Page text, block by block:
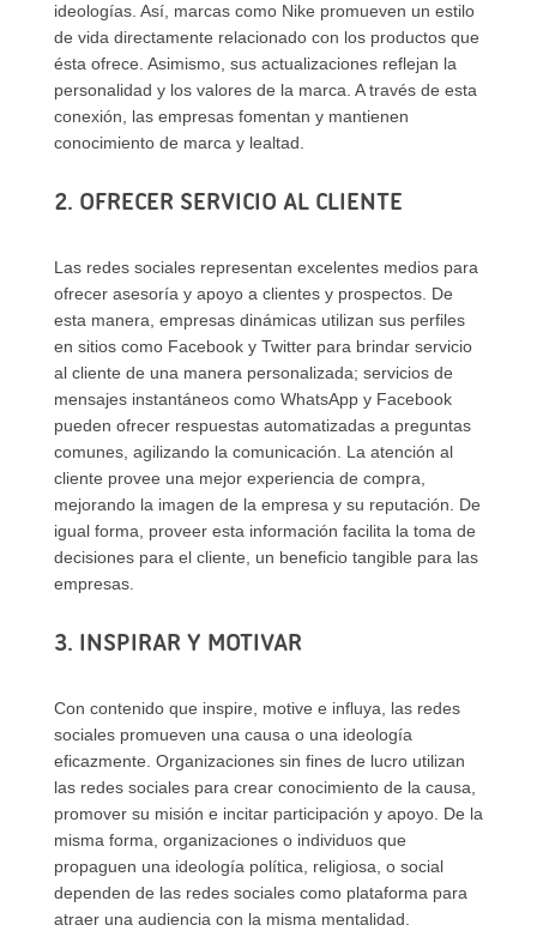
ideologías. Así, marcas como Nike promueven un estilo
de vida directamente relacionado con los productos que
ésta ofrece. Asimismo, sus actualizaciones reflejan la
personalidad y los valores de la marca. A través de esta
conexión, las empresas fomentan y mantienen
conocimiento de marca y lealtad.
2. OFRECER SERVICIO AL CLIENTE
Las redes sociales representan excelentes medios para
ofrecer asesoría y apoyo a clientes y prospectos. De
esta manera, empresas dinámicas utilizan sus perfiles
en sitios como Facebook y Twitter para brindar servicio
al cliente de una manera personalizada; servicios de
mensajes instantáneos como WhatsApp y Facebook
pueden ofrecer respuestas automatizadas a preguntas
comunes, agilizando la comunicación. La atención al
cliente provee una mejor experiencia de compra,
mejorando la imagen de la empresa y su reputación. De
igual forma, proveer esta información facilita la toma de
decisiones para el cliente, un beneficio tangible para las
empresas.
3. INSPIRAR Y MOTIVAR
Con contenido que inspire, motive e influya, las redes
sociales promueven una causa o una ideología
eficazmente. Organizaciones sin fines de lucro utilizan
las redes sociales para crear conocimiento de la causa,
promover su misión e incitar participación y apoyo. De la
misma forma, organizaciones o individuos que
propaguen una ideología política, religiosa, o social
dependen de las redes sociales como plataforma para
atraer una audiencia con la misma mentalidad.